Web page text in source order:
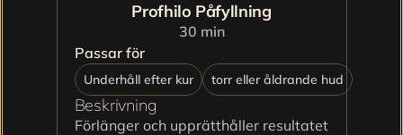
Profhilo Påfyllning
30 min
Passar för
Underhåll efter kur torr eller åldrande hud
Beskrivning
Förlänger och upprätthåller resultatet